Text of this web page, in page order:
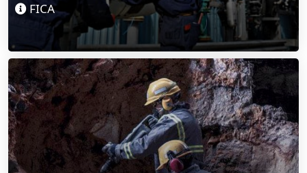
FICA